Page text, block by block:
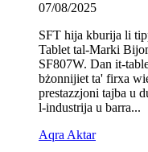
07/08/2025
SFT hija kburija li
Tablet tal-Marki
SF807W. Dan it-
bżonnijiet ta' firxa
prestazzjoni tajba u
l-industrija u barra...
Aqra Aktar